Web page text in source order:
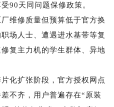
90天同问题保修政策。
维修质量但预算低于官方换
场人士、遭遇进水基带等复
复主力机的学生群体、异地
化扩张阶段，官方授权网点
不齐，用户普遍存在“原装